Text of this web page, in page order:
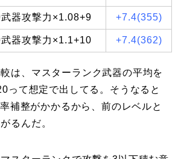
器攻撃力×1.08+9 +7.4(355)
器攻撃力×1.1+10 +7.4(362)
は、マスターランク武器の平均を
って想定で出してる。そうなると
補整がかかるから、前のレベルと
るんだ。